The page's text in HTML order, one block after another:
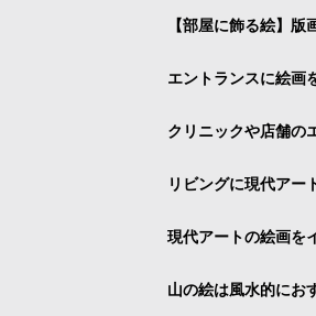
【部屋に飾る絵】
エントランスに絵画
クリニックや店舗の
リビングに現代アー
現代アートの絵画を
山の絵は風水的にお